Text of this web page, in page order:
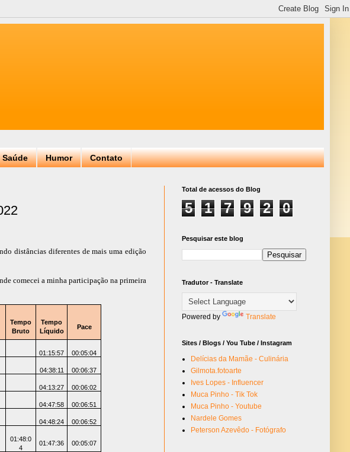
Saúde Humor Contato
distâncias diferentes de mais uma edição
comecei a minha participação na primeira
Tempo
Bruto
Tempo
Líquido
Pace
01:15:57 00:05:04
04:38:11 00:06:37
04:13:27 00:06:02
04:47:58 00:06:51
04:48:24 00:06:52
01:48:0
4
01:47:36 00:05:07
Total de acessos do Blog
5 1 7 9 2 0
Pesquisar este blog
Tradutor - Translate
Powered by Translate
Sites / Blogs / You Tube / Instagram
Delícias da Mamãe - Culinária
Gilmota.fotoarte
Ives Lopes - Influencer
Muca Pinho - Tik Tok
Muca Pinho - Youtube
Nardele Gomes
Peterson Azevêdo - Fotógrafo